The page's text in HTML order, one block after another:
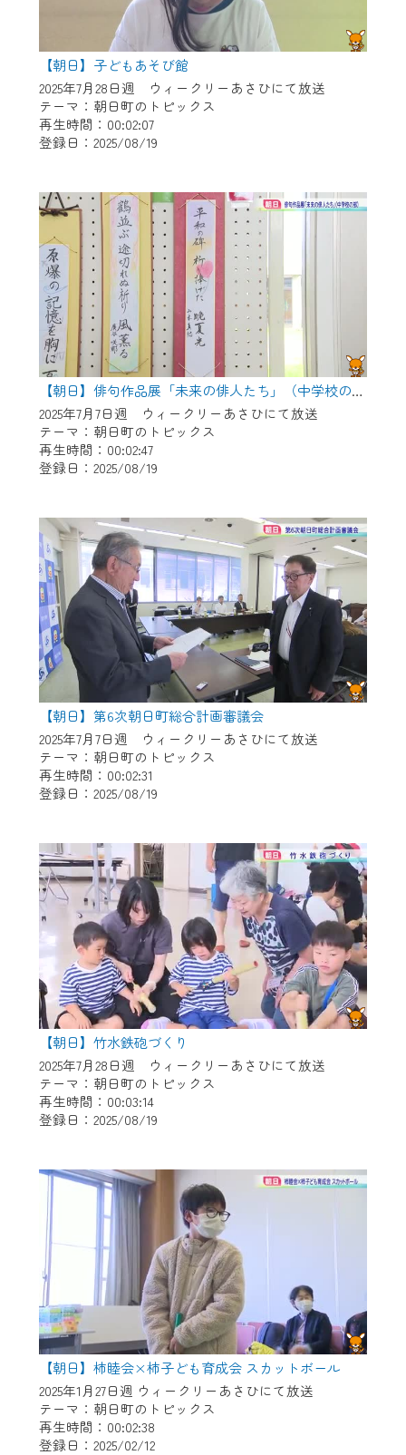
【朝日】子どもあそび館
2025年7月28日週 ウィークリーあさひにて放送
テーマ：朝日町のトピックス
再生時間：00:02:07
登録日：2025/08/19
【朝日】俳句作品展「未来の俳人たち」（中学校の部）
2025年7月7日週 ウィークリーあさひにて放送
テーマ：朝日町のトピックス
再生時間：00:02:47
登録日：2025/08/19
【朝日】第6次朝日町総合計画審議会
2025年7月7日週 ウィークリーあさひにて放送
テーマ：朝日町のトピックス
再生時間：00:02:31
登録日：2025/08/19
【朝日】竹水鉄砲づくり
2025年7月28日週 ウィークリーあさひにて放送
テーマ：朝日町のトピックス
再生時間：00:03:14
登録日：2025/08/19
【朝日】柿睦会×柿子ども育成会 スカットボール
2025年1月27日週 ウィークリーあさひにて放送
テーマ：朝日町のトピックス
再生時間：00:02:38
登録日：2025/02/12
何卒、ご理解ご了承の程よろしくお願い
いたします。
※マイページへのログインには、MyIDが必
要となります。
※MyIDとは、CCNet Web TVを含むCCNetの
各種サービスをご利用頂くためのIDです。
で設定できます。
（GmailやYahooなどのフリーメールアドレ
スでも作成可能です）
※マイページへのログイン・MyIDの新規登
録は こちらから
※CCNetアプリをご利用中の方は引き続き
ご視聴いただけます。
＜メンテナンス情報＞
CCNetWebTVのリニューアルにともないメ
ンテナンス作業を予定しています。
作業の間は、CCNetWebTVの画面が「メン
テナンス中」になり、ご利用いただけませ
ん。
ご不便をおかけいたしますが、ご了承の程
よろしくお願いいたします。